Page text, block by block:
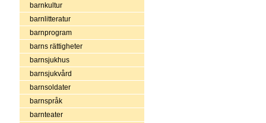
barnkultur
barnlitteratur
barnprogram
barns rättigheter
barnsjukhus
barnsjukvård
barnsoldater
barnspråk
barnteater